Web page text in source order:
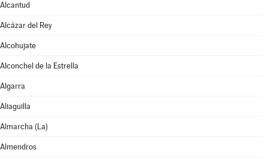
Alcantud
Alcázar del Rey
Alcohujate
Alconchel de la Estrella
Algarra
Aliaguilla
Almarcha (La)
Almendros